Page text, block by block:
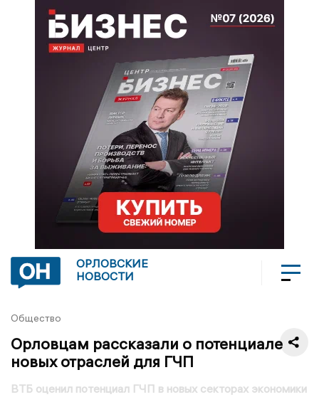
ОРЛОВСКИЕ
НОВОСТИ
Общество
Орловцам рассказали о потенциале
новых отраслей для ГЧП
ВТБ оценил потенциал ГЧП в новых секторах экономики